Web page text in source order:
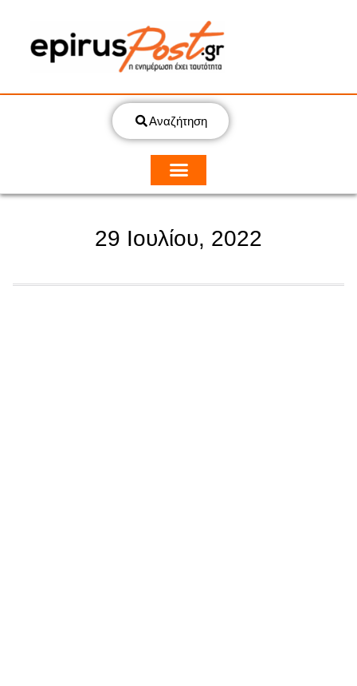
Αναζήτηση
29 Ιουλίου, 2022